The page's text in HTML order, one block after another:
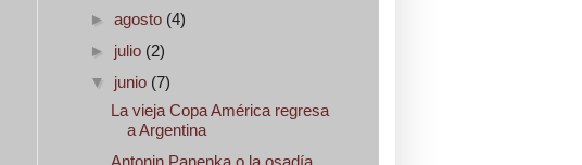
► agosto (4)
► julio (2)
▼ junio (7)
La vieja Copa América regresa
a Argentina